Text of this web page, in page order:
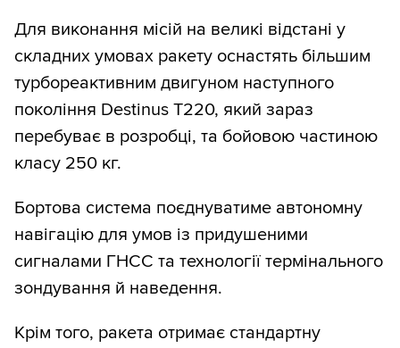
Для виконання місій на великі відстані у
складних умовах ракету оснастять більшим
турбореактивним двигуном наступного
покоління Destinus T220, який зараз
перебуває в розробці, та бойовою частиною
класу 250 кг.
Бортова система поєднуватиме автономну
навігацію для умов із придушеними
сигналами ГНСС та технології термінального
зондування й наведення.
Крім того, ракета отримає стандартну